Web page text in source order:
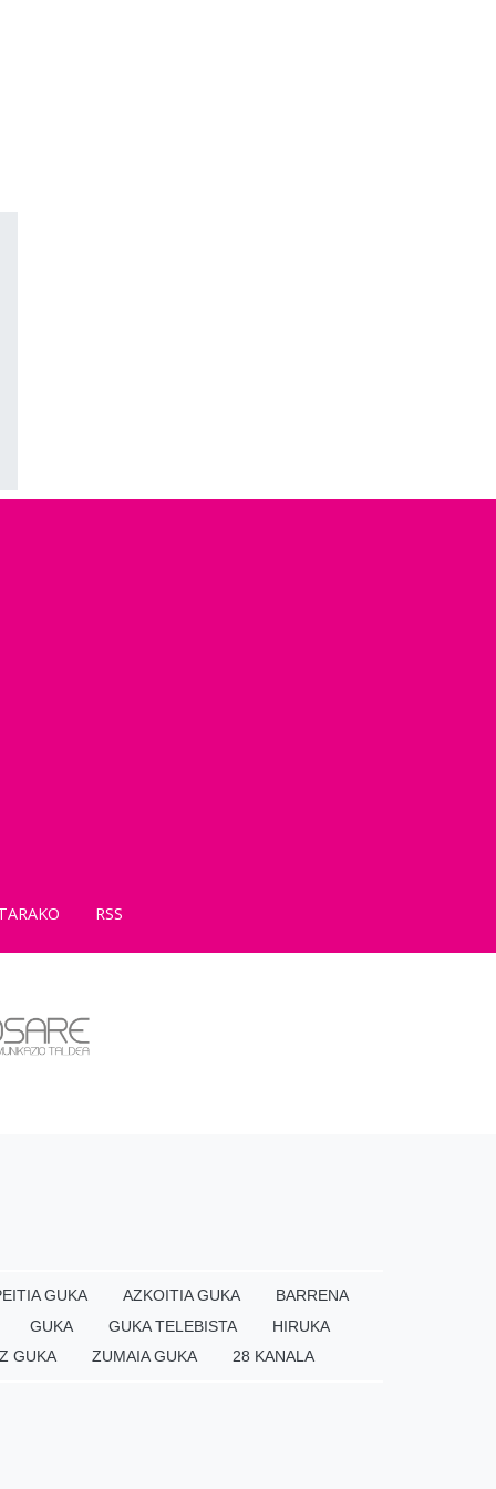
RSS
GUKA AZKOITIA GUKA
BARRENA
GUKA
GUKA TELEBISTA
HIRUKA
GUKA
ZUMAIA GUKA 28 KANALA